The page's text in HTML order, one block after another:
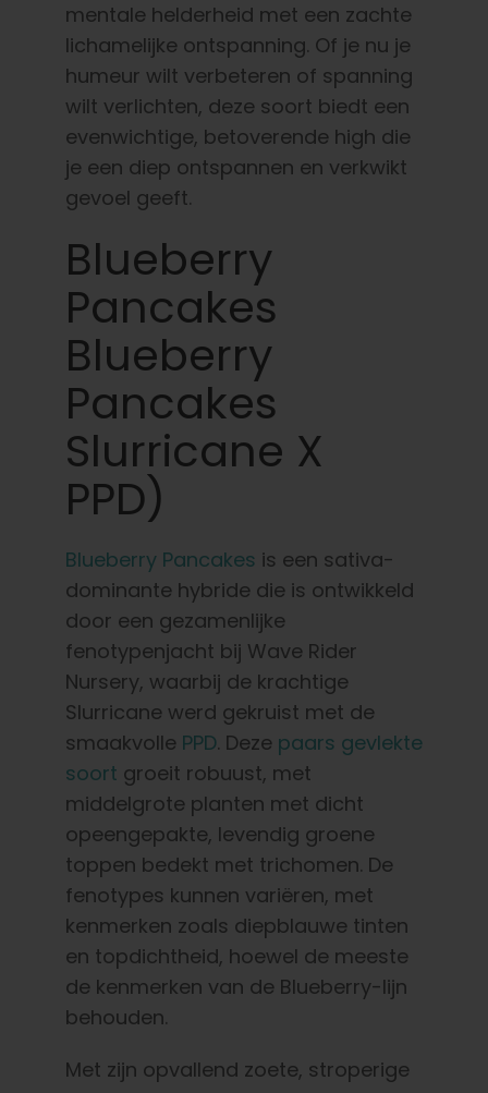
mentale helderheid met een zachte
lichamelijke ontspanning. Of je nu je
humeur wilt verbeteren of spanning
wilt verlichten, deze soort biedt een
evenwichtige, betoverende high die
je een diep ontspannen en verkwikt
gevoel geeft.
Blueberry
Pancakes
Blueberry
Pancakes
Slurricane X
PPD)
Blueberry Pancakes is een sativa-
dominante hybride die is ontwikkeld
door een gezamenlijke
fenotypenjacht bij Wave Rider
Nursery, waarbij de krachtige
Slurricane werd gekruist met de
smaakvolle PPD. Deze paars gevlekte
soort groeit robuust, met
middelgrote planten met dicht
opeengepakte, levendig groene
toppen bedekt met trichomen. De
fenotypes kunnen variëren, met
kenmerken zoals diepblauwe tinten
en topdichtheid, hoewel de meeste
de kenmerken van de Blueberry-lijn
behouden.
Met zijn opvallend zoete, stroperige